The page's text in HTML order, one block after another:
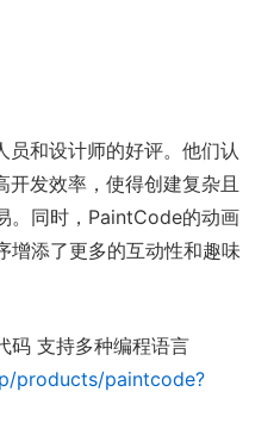
和设计师的好评。他们认
发效率，使得创建复杂且
。同时，PaintCode的动画
增添了更多的互动性和趣味
码 支持多种编程语言
products/paintcode?